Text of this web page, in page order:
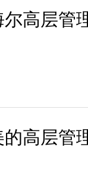
高层管
高层管